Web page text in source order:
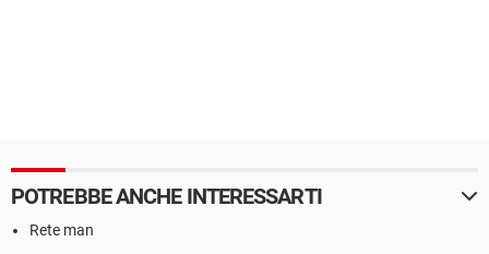
POTREBBE ANCHE INTERESSARTI
Rete man